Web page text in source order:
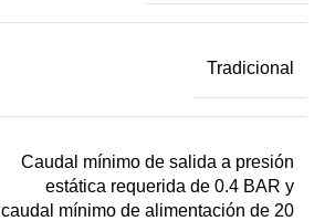
Tradicional
Caudal mínimo de salida a presión
estática requerida de 0.4 BAR y
caudal mínimo de alimentación de 20